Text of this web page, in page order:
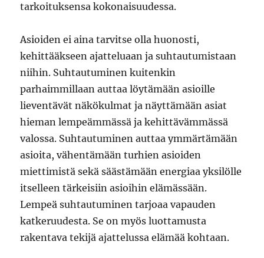
tarkoituksensa kokonaisuudessa.
Asioiden ei aina tarvitse olla huonosti,
kehittääkseen ajatteluaan ja suhtautumistaan
niihin. Suhtautuminen kuitenkin
parhaimmillaan auttaa löytämään asioille
lieventävät näkökulmat ja näyttämään asiat
hieman lempeämmässä ja kehittävämmässä
valossa. Suhtautuminen auttaa ymmärtämään
asioita, vähentämään turhien asioiden
miettimistä sekä säästämään energiaa yksilölle
itselleen tärkeisiin asioihin elämässään.
Lempeä suhtautuminen tarjoaa vapauden
katkeruudesta. Se on myös luottamusta
rakentava tekijä ajattelussa elämää kohtaan.